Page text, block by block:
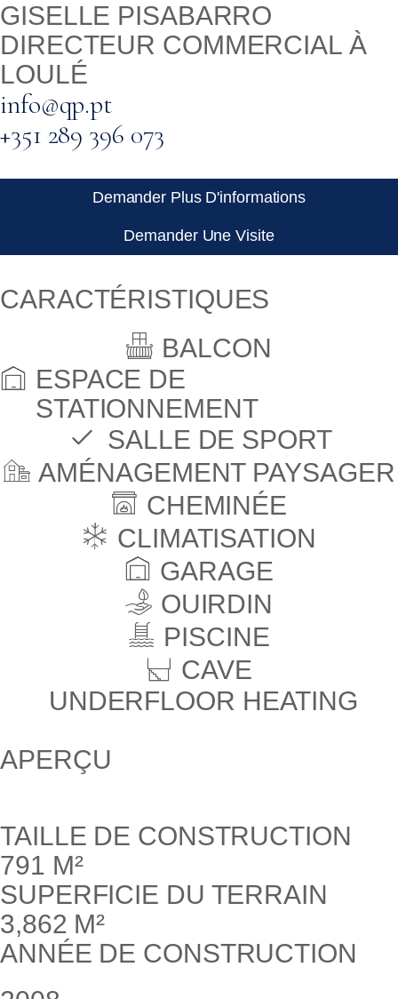
GISELLE PISABARRO
DIRECTEUR COMMERCIAL À
LOULÉ
info@qp.pt
+351 289 396 073
Demander Plus D'informations
Demander Une Visite
CARACTÉRISTIQUES
BALCON
ESPACE DE
STATIONNEMENT
SALLE DE SPORT
AMÉNAGEMENT PAYSAGER
CHEMINÉE
CLIMATISATION
GARAGE
OUIRDIN
PISCINE
CAVE
UNDERFLOOR HEATING
APERÇU
TAILLE DE CONSTRUCTION
791 M²
SUPERFICIE DU TERRAIN
3,862 M²
ANNÉE DE CONSTRUCTION